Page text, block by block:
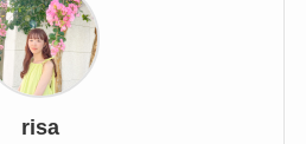
risa